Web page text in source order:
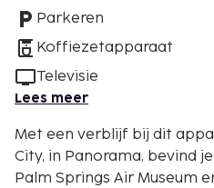
Parkeren
Koffiezetapparaat
Televisie
Lees meer
Met een verblijf bij dit
City, in Panorama, bevind
Palm Springs Air Museum